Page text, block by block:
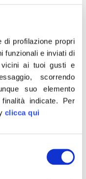
profilazione propri
funzionali e inviati di
vicini ai tuoi gusti e
scorrendo
suo elemento
indicate. Per
clicca qui
delle Torri
dal primo di
atti terroristici
17 anni
dell’ideologia
i nostri
preghiera per le